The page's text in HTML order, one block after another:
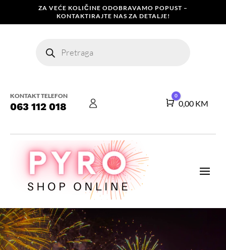
ZA VEĆE KOLIČINE ODOBRAVAMO POPUST –
KONTAKTIRAJTE NAS ZA DETALJE!
search
KONTAKT TELEFON
063 112 018 Košarica
0
0,00 KM